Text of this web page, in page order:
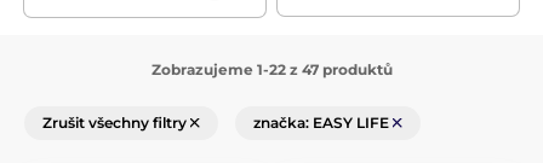
Zobrazujeme 1-22 z 47 produktů
Zrušit všechny filtry značka: EASY LIFE